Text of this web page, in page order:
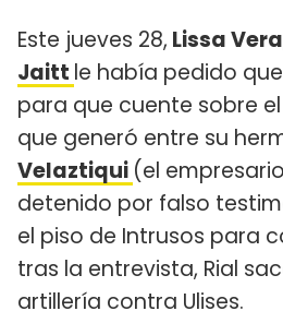
Este jueves 28, Lissa Vera
Jaitt le había pedido
para que cuente sobre
que generó entre su
Velaztiqui (el
detenido por falso
el piso de Intrusos para
tras la entrevista, Rial
artillería contra Ulises.